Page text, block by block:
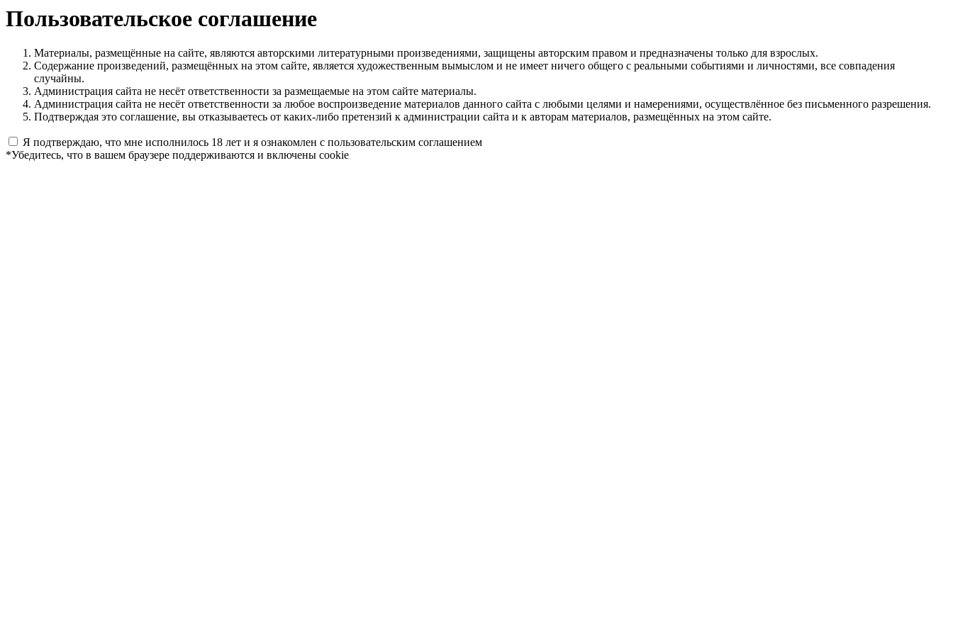
Пользовательское соглашение
Материалы, размещённые на сайте, являются авторскими литературными произведениями, защищены авторским правом и предназначены только для взрослых.
Содержание произведений, размещённых на этом сайте, является художественным вымыслом и не имеет ничего общего с реальными событиями и личностями, все совпадения
случайны.
Администрация сайта не несёт ответственности за размещаемые на этом сайте материалы.
Администрация сайта не несёт ответственности за любое воспроизведение материалов данного сайта с любыми целями и намерениями, осуществлённое без письменного разрешения.
Подтверждая это соглашение, вы отказываетесь от каких-либо претензий к администрации сайта и к авторам материалов, размещённых на этом сайте.
Я подтверждаю, что мне исполнилось 18 лет и я ознакомлен с пользовательским соглашением
*Убедитесь, что в вашем браузере поддерживаются и включены cookie